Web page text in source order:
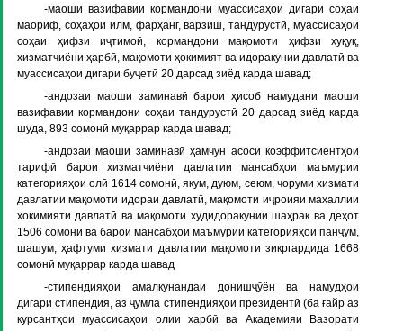
-маоши вазифавии кормандони муассисаҳои дигари соҳаи
маориф, соҳаҳои илм, фарҳанг, варзиш, тандурустӣ, муассисаҳои
соҳаи ҳифзи иҷтимоӣ, кормандони мақомоти ҳифзи ҳуқуқ,
хизматчиёни ҳарбӣ, мақомоти ҳокимият ва идоракунии давлатӣ ва
муассисаҳои дигари буҷетӣ 20 дарсад зиёд карда шавад;
-андозаи маоши заминавӣ барои ҳисоб намудани маоши
вазифавии кормандони соҳаи тандурустӣ 20 дарсад зиёд карда
шуда, 893 сомонӣ муқаррар карда шавад;
-андозаи маоши заминавӣ ҳамчун асоси коэффитсиентҳои
тарифӣ барои хизматчиёни давлатии мансабҳои маъмурии
категорияҳои олӣ 1614 сомонӣ, якум, дуюм, сеюм, чоруми хизмати
давлатии мақомоти идораи давлатӣ, мақомоти иҷроияи маҳаллии
ҳокимияти давлатӣ ва мақомоти худидоракунии шаҳрак ва деҳот
1506 сомонӣ ва барои мансабҳои маъмурии категорияҳои панҷум,
шашум, ҳафтуми хизмати давлатии мақомоти зикргардида 1668
сомонӣ муқаррар карда шавад
-стипендияҳои амалкунандаи донишҷӯён ва намудҳои
дигари стипендия, аз ҷумла стипендияҳои президентӣ (ба ғайр аз
курсантҳои муассисаҳои олии ҳарбӣ ва Академияи Вазорати